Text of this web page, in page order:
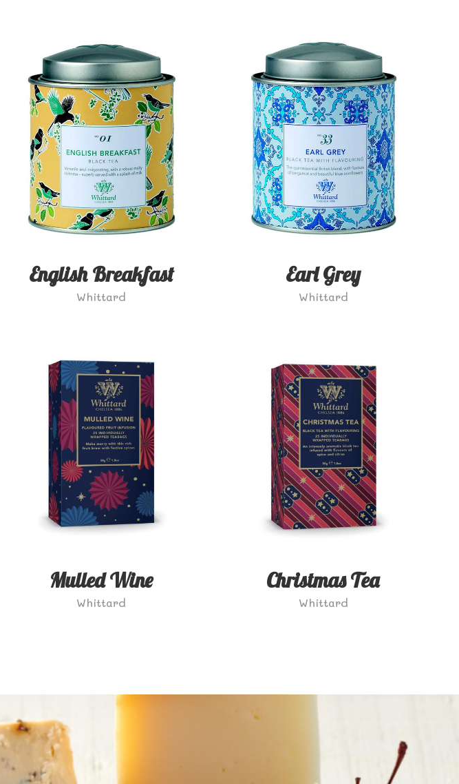
English Breakfast
Whittard
Earl Grey
Whittard
Mulled Wine
Whittard
Christmas Tea
Whittard